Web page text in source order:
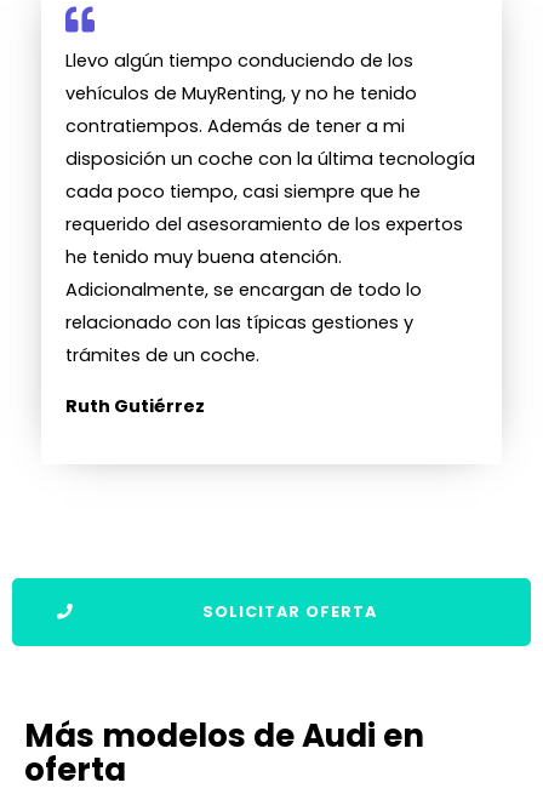
Llevo algún tiempo conduciendo de los
vehículos de MuyRenting, y no he tenido
contratiempos. Además de tener a mi
disposición un coche con la última tecnología
cada poco tiempo, casi siempre que he
requerido del asesoramiento de los expertos
he tenido muy buena atención.
Adicionalmente, se encargan de todo lo
relacionado con las típicas gestiones y
trámites de un coche.
Ruth Gutiérrez
SOLICITAR OFERTA
Más modelos de Audi en
oferta